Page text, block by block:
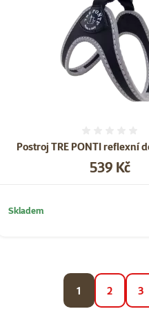
Postroj TRE PONTI reflexní
Cena
539 Kč
Skladem
1 2 3